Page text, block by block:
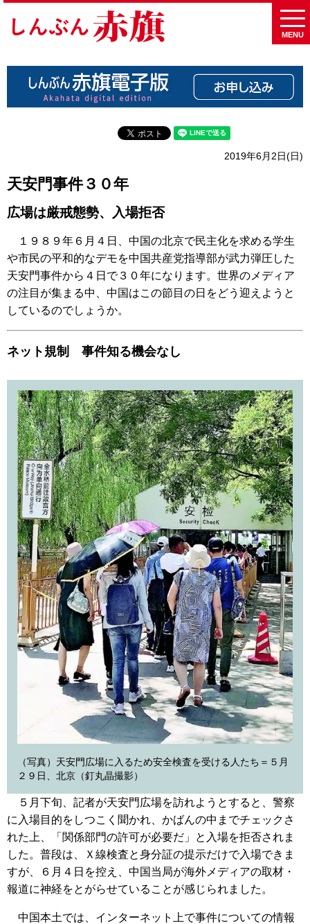
MENU
2019年6月2日(日)
天安門事件３０年
広場は厳戒態勢、入場拒否
１９８９年６月４日、中国の北京で民主化を求める学生
や市民の平和的なデモを中国共産党指導部が武力弾圧した
天安門事件から４日で３０年になります。世界のメディア
の注目が集まる中、中国はこの節目の日をどう迎えようと
しているのでしょうか。
ネット規制 事件知る機会なし
（写真）天安門広場に入るため安全検査を受ける人たち＝５月
２９日、北京（釘丸晶撮影）
５月下旬、記者が天安門広場を訪れようとすると、警察
に入場目的をしつこく聞かれ、かばんの中までチェックさ
れた上、「関係部門の許可が必要だ」と入場を拒否されま
した。普段は、Ｘ線検査と身分証の提示だけで入場できま
すが、６月４日を控え、中国当局が海外メディアの取材・
報道に神経をとがらせていることが感じられました。
中国本土では、インターネット上で事件についての情報